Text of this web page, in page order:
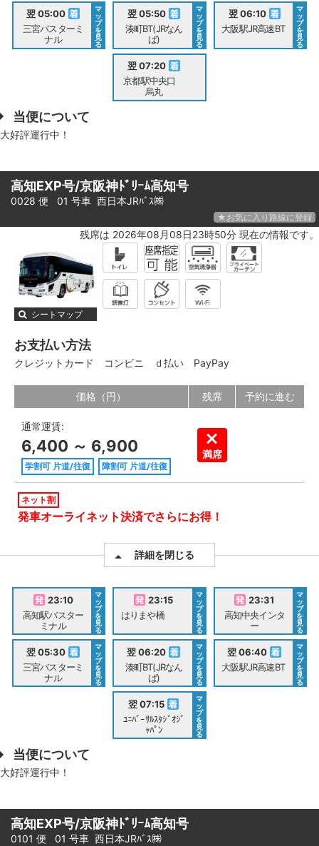
翌 05:00
三宮バスターミ
ナル
マ
ッ
プ
を
見
る
翌 05:50
湊町BT(JRなん
ば)
マ
ッ
プ
を
見
る
翌 06:10
大阪駅JR高速BT
マ
ッ
プ
を
見
る
翌 07:20
京都駅中央口
烏丸
当便について
大好評運行中！
高知EXP号/京阪神ﾄﾞﾘｰﾑ高知号
0028 便 01 号車 西日本JRﾊﾞｽ㈱
★お気に入り路線に登録
残席は 2026年08月08日23時50分 現在の情報です。
シートマップ
お支払い方法
クレジットカード コンビニ ｄ払い PayPay
価格（円） 残席 予約に進む
通常運賃:
6,400 ～ 6,900
学割可 片道/往復 障割可 片道/往復
満席
ネット割
発車オーライネット決済でさらにお得！
詳細を閉じる
23:10
高知駅バスター
ミナル
マ
ッ
プ
を
見
る
23:15
はりまや橋
マ
ッ
プ
を
見
る
23:31
高知中央インタ
ー
マ
ッ
プ
を
見
る
翌 05:30
三宮バスターミ
ナル
マ
ッ
プ
を
見
る
翌 06:20
湊町BT(JRなん
ば)
マ
ッ
プ
を
見
る
翌 06:40
大阪駅JR高速BT
マ
ッ
プ
を
見
る
翌 07:15
ﾕﾆﾊﾞｰｻﾙｽﾀｼﾞｵｼﾞ
ｬﾊﾟﾝ
マ
ッ
プ
を
見
る
当便について
大好評運行中！
高知EXP号/京阪神ﾄﾞﾘｰﾑ高知号
0101 便 01 号車 西日本JRﾊﾞｽ㈱